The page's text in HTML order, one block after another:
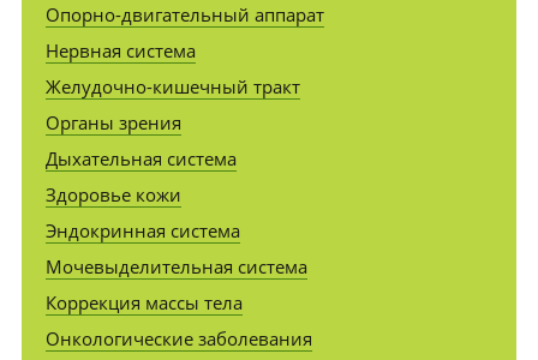
Опорно-двигательный аппарат
Нервная система
Желудочно-кишечный тракт
Органы зрения
Дыхательная система
Здоровье кожи
Эндокринная система
Мочевыделительная система
Коррекция массы тела
Онкологические заболевания